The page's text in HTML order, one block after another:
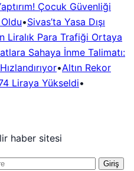
Çocuk Güvenliği
•Sivas’ta Yasa Dışı
Liralık Para Trafiği Ortaya
Sahaya İnme Talimatı:
•Altın Rekor
Liraya Yükseldi•
haber sitesi
Giriş